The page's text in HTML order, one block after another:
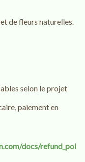
de fleurs naturelles.
selon le projet
paiement en
docs/refund_pol